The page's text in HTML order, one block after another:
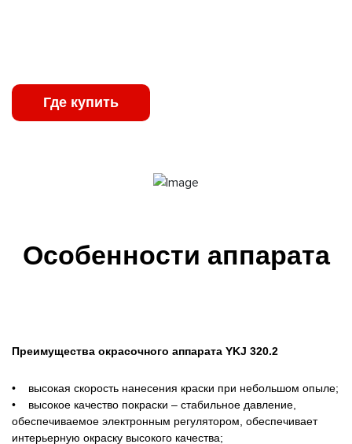
Где купить
Особенности аппарата
Преимущества окрасочного аппарата YKJ 320.2
• высокая скорость нанесения краски при небольшом опыле;
• высокое качество покраски – стабильное давление,
обеспечиваемое электронным регулятором, обеспечивает
интерьерную окраску высокого качества;